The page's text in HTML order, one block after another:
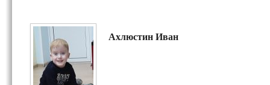
Ахлюстин Иван